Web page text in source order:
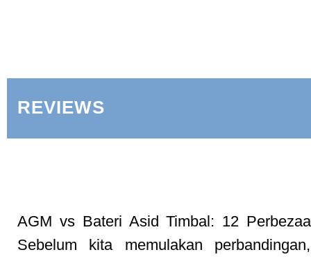
REVIEWS
AGM vs Bateri Asid Timbal: 12
Sebelum kita memulakan